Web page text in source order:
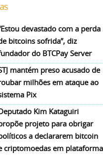
devastado com a perda
bitcoins sofrida”, diz
do BTCPay Server
mantém preso acusado de
milhões em ataque ao
Pix
Kim Kataguiri
projeto para obrigar
a declararem bitcoin
criptomoedas em plataforma